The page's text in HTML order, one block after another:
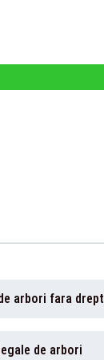
arbori fara drept
de arbori